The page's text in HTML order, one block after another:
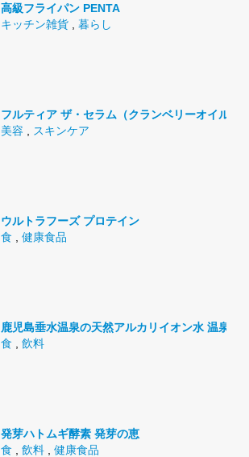
高級フライパン PENTA
キッチン雑貨
暮らし
フルティア ザ・セラム（クランベリーオイル）
美容
スキンケア
ウルトラフーズ プロテイン
食
健康食品
鹿児島垂水温泉の天然アルカリイオン水 温泉水
食
飲料
発芽ハトムギ酵素 発芽の恵
食
飲料 健康食品